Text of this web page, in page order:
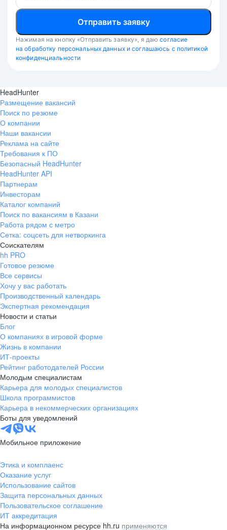
Отправить заявку
Нажимая на кнопку «Отправить заявку», я даю согласие
на обработку персональных данных и соглашаюсь с политикой
конфиденциальности
HeadHunter
Размещение вакансий
Поиск по резюме
О компании
Наши вакансии
Реклама на сайте
Требования к ПО
Безопасный HeadHunter
HeadHunter API
Партнерам
Инвесторам
Каталог компаний
Поиск по вакансиям в Казани
Работа рядом с метро
Сетка: соцсеть для нетворкинга
Соискателям
hh PRO
Готовое резюме
Все сервисы
Хочу у вас работать
Производственный календарь
Экспертная рекомендация
Новости и статьи
Блог
О компаниях в игровой форме
Жизнь в компании
ИТ-проекты
Рейтинг работодателей России
Молодым специалистам
Карьера для молодых специалистов
Школа программистов
Карьера в некоммерческих организациях
Боты для уведомлений
Мобильное приложение
Этика и комплаенс
Оказание услуг
Использование сайтов
Защита персональных данных
Пользовательское соглашение
ИТ аккредитация
На информационном ресурсе hh.ru применяются